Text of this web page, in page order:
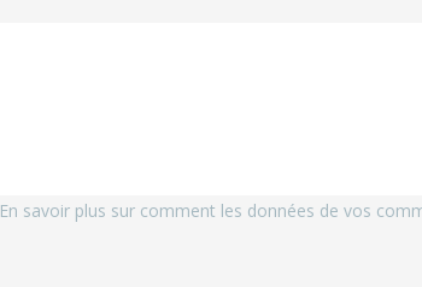
En savoir plus sur comment les données de vos